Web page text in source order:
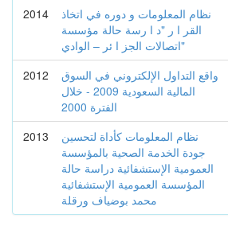
2014
نظام المعلومات و دوره في اتخاذ
القر ا ر "د ا رسة حالة مؤسسة
اتصالات الجز ا ئر – الوادي"
2012
واقع التداول الإلكتروني في السوق
المالية السعودية 2009 - خلال
الفترة 2000
2013
نظام المعلومات كأداة لتحسين
جودة الخدمة الصحية بالمؤسسة
العمومية الإستشفائية دراسة حالة
المؤسسة العمومية الإستشفائية
محمد بوضياف ورقلة